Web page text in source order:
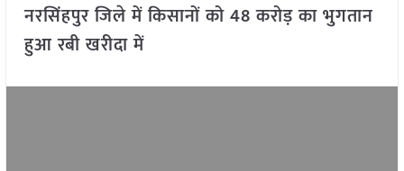
नरसिंहपुर जिले में किसानों को 48 करोड़ का भुगतान
हुआ रबी खरीदा में